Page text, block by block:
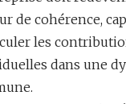
de cohérence,
les
dans une